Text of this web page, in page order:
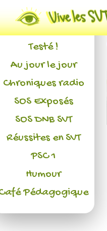
Actualités
L'association
Testé !
Au jour le jour
Chroniques radio
SOS Exposés
SOS DNB SVT
Réussites en SVT
PSC 1
Humour
Pédagogique